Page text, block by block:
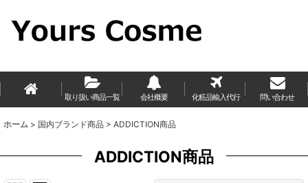
取り扱い商品一覧 会社概要 化粧品輸入代行 問い合わせ
ホーム > 国内ブランド商品 > ADDICTION商品
ADDICTION商品